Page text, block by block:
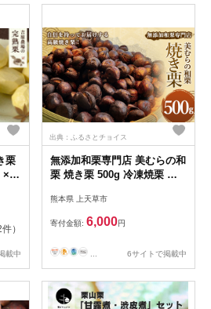
栗
× 3
ん
国
）
載中
出典：ふるさとチョイス
無添加和栗専門店 美むらの和
栗 焼き栗 500g 冷凍焼栗 栗
砂糖不使用 蒸し焼き 保存料
不使用
熊本県 上天草市
寄付金額: 6,000円
6サイトで掲載中